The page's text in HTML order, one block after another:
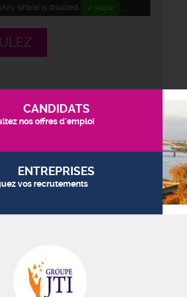
(share) is disabled. ✓ Allow
CANDIDATS
nos offres d'emploi
ENTREPRISES
vos recrutements